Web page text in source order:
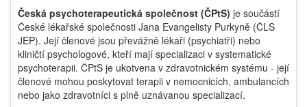
Česká psychoterapeutická společnost (ČPtS) je součástí
České lékařské společnosti Jana Evangelisty Purkyně (ČLS
JEP). Její členové jsou převážně lékaři (psychiatři) nebo
kliničtí psychologové, kteří mají specializaci v systematické
psychoterapii. ČPtS je ukotvena v zdravotnickém systému - její
členové mohou poskytovat terapii v nemocnicích, ambulancích
nebo jako zdravotníci s plně uznávanou specializací.